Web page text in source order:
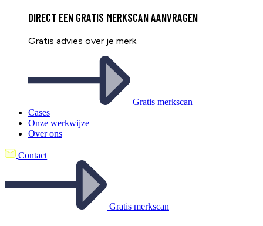
DIRECT EEN GRATIS MERKSCAN AANVRAGEN
Gratis advies over je merk
Gratis merkscan
Cases
Onze werkwijze
Over ons
Contact
Gratis merkscan